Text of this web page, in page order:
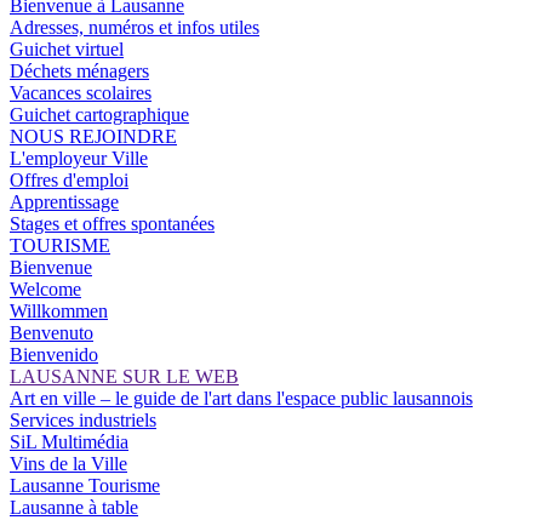
Bienvenue à Lausanne
Adresses, numéros et infos utiles
Guichet virtuel
Déchets ménagers
Vacances scolaires
Guichet cartographique
NOUS REJOINDRE
L'employeur Ville
Offres d'emploi
Apprentissage
Stages et offres spontanées
TOURISME
Bienvenue
Welcome
Willkommen
Benvenuto
Bienvenido
LAUSANNE SUR LE WEB
Art en ville – le guide de l'art dans l'espace public lausannois
Services industriels
SiL Multimédia
Vins de la Ville
Lausanne Tourisme
Lausanne à table